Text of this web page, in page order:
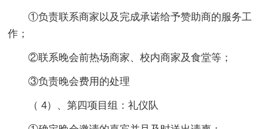
①负责联系商家以及完成承诺给予赞助商的服务工
作；
②联系晚会前热场商家、校内商家及食堂等；
③负责晚会费用的处理
（ 4）、第四项目组：礼仪队